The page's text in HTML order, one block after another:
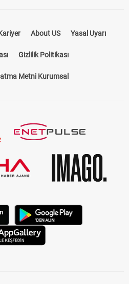
About US Yasal Uyarı
Gizlilik Politikası
Metni Kurumsal